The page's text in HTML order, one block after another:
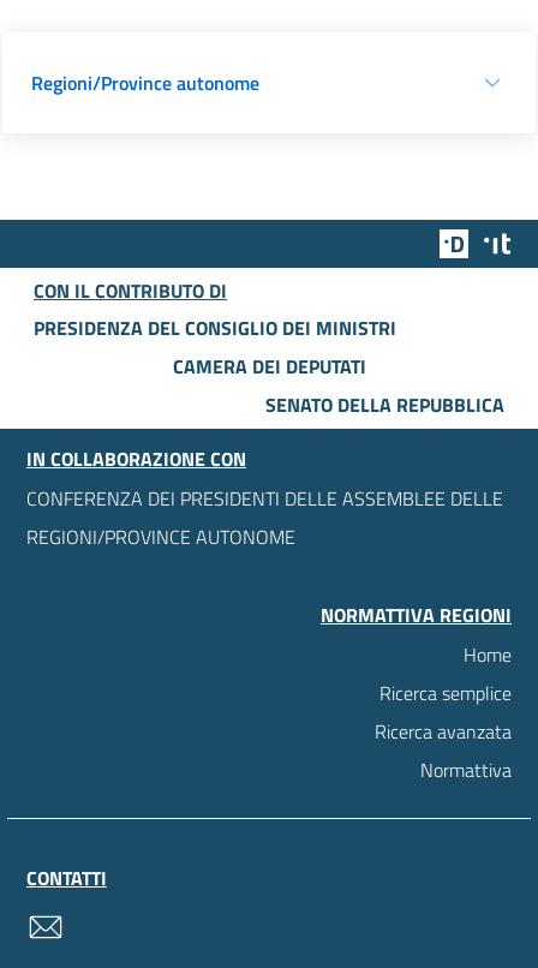
Regioni/Province autonome
Team
CON IL CONTRIBUTO DI
PRESIDENZA DEL CONSIGLIO DEI MINISTRI
CAMERA DEI DEPUTATI
SENATO DELLA REPUBBLICA
IN COLLABORAZIONE CON
CONFERENZA DEI PRESIDENTI DELLE ASSEMBLEE DELLE
REGIONI/PROVINCE AUTONOME
NORMATTIVA REGIONI
Home
Ricerca semplice
Ricerca avanzata
Normattiva
CONTATTI